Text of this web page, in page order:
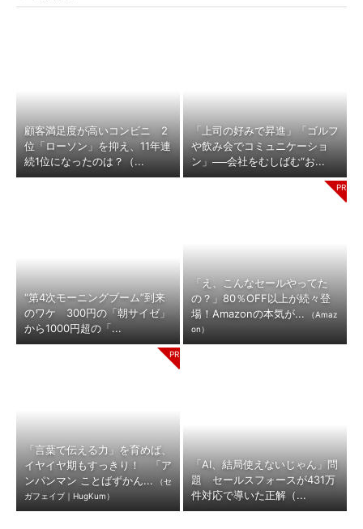
顧客満足度が高いコンビニ 2
位「ローソン」を抑え、11年連
続1位になったのは？（...
「上司の好みで昇進」「ゴルフ
や飲み会でコミュニケーショ
ン」──会社をむしばむ“お...
“第4次モーニングブーム”到来
のワケ 300円の「朝サイゼ」
から1000円超の「...
「え、こんなセールやってた
の？」80％OFF以上が続々登
場！Amazonの本気が...
（Amaz
on）
「言葉で伝える力」を育めば、
イヤイヤ期もすっきり！ 「ア
ンパンマン ことばずかん...
（セ
ガフェイブ｜HugKum）
「AI、結局使えないじゃん」問
題 セールスフォースが431万
件対応で導いた正解（...